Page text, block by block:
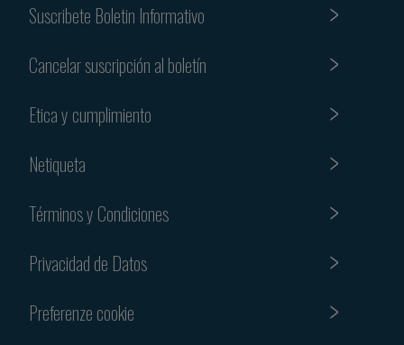
Suscribete Boletin Informativo
Cancelar suscripción al boletín
Etica y cumplimiento
Netiqueta
Términos y Condiciones
Privacidad de Datos
Preferenze cookie